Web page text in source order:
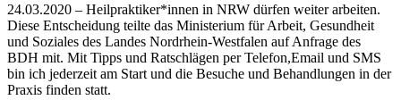
24.03.2020 – Heilpraktiker*innen in NRW dürfen weiter arbeiten.
Diese Entscheidung teilte das Ministerium für Arbeit, Gesundheit
und Soziales des Landes Nordrhein-Westfalen auf Anfrage des
BDH mit. Mit Tipps und Ratschlägen per Telefon,Email und SMS
bin ich jederzeit am Start und die Besuche und Behandlungen in der
Praxis finden statt.